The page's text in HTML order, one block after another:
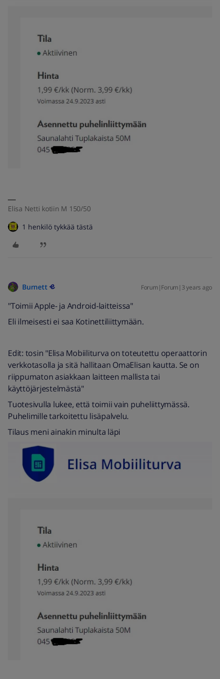
Elisa Netti kotiin M 150/50
1 henkilö tykkää tästä
Burnett Forum|Forum|3 years ago
"Toimii Apple- ja Android-laitteissa"
Eli ilmeisesti ei saa Kotinettiliittymään.
Edit: tosin "Elisa Mobiiliturva on toteutettu operaattorin
verkkotasolla ja sitä hallitaan OmaElisan kautta. Se on
riippumaton asiakkaan laitteen mallista tai
käyttöjärjestelmästä"
Tuotesivulla lukee, että toimii vain puheliittymässä.
Puhelimille tarkoitettu lisäpalvelu.
Tilaus meni ainakin minulta läpi